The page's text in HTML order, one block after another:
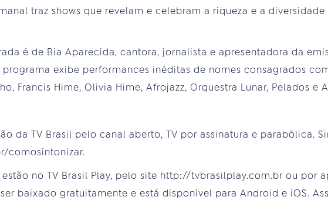
traz shows que revelam e celebram a riqueza e a diversidade
é de Bia Aparecida, cantora, jornalista e apresentadora da
exibe performances inéditas de nomes consagrados
Francis Hime, Olivia Hime, Afrojazz, Orquestra Lunar, Pelados e
da TV Brasil pelo canal aberto, TV por assinatura e parabólica.
comosintonizar.
no TV Brasil Play, pelo site http://tvbrasilplay.com.br ou por
baixado gratuitamente e está disponível para Android e iOS.